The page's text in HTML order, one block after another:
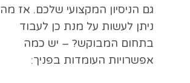
גם הניסיון המקצועי שלכם. אז מה
ניתן לעשות על מנת כן לעבוד
בתחום המבוקש? – יש כמה
אפשרויות העומדות בפניך: